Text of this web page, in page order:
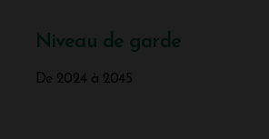
Niveau de garde
De 2024 à 2045